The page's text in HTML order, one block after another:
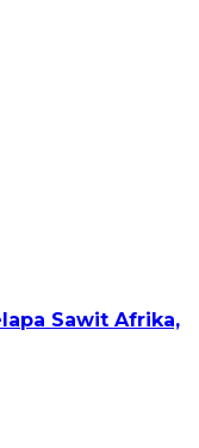
Sawit Afrika,